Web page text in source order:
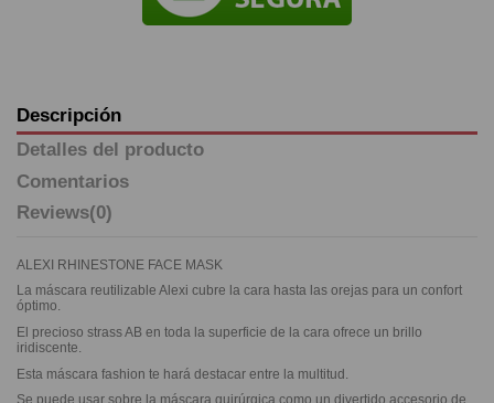
Descripción
Detalles del producto
Comentarios
Reviews(0)
ALEXI RHINESTONE FACE MASK
La máscara reutilizable Alexi cubre la cara hasta las orejas para un confort
óptimo.
El precioso strass AB en toda la superficie de la cara ofrece un brillo
iridiscente.
Esta máscara fashion te hará destacar entre la multitud.